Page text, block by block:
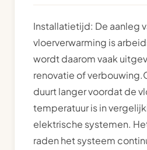
Installatietijd: De aanleg
vloerverwarming is
wordt daarom vaak
renovatie of
duurt langer voordat de
temperatuur is in
elektrische systemen.
raden het systeem